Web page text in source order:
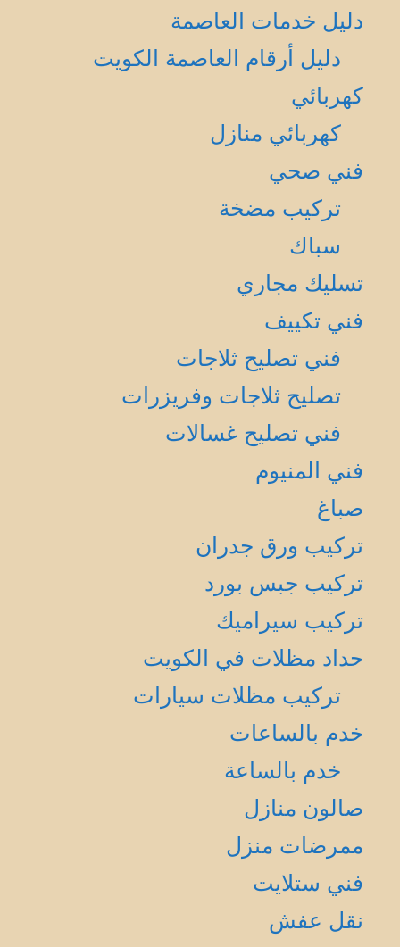
دليل خدمات العاصمة
دليل أرقام العاصمة الكويت
كهربائي
كهربائي منازل
فني صحي
تركيب مضخة
سباك
تسليك مجاري
فني تكييف
فني تصليح ثلاجات
تصليح ثلاجات وفريزرات
فني تصليح غسالات
فني المنيوم
صباغ
تركيب ورق جدران
تركيب جبس بورد
تركيب سيراميك
حداد مظلات في الكويت
تركيب مظلات سيارات
خدم بالساعات
خدم بالساعة
صالون منازل
ممرضات منزل
فني ستلايت
نقل عفش